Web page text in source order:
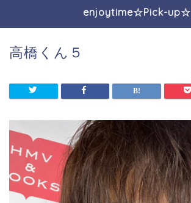
enjoytime☆Pick-up☆
高橋くん５